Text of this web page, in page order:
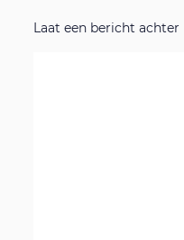
Laat een bericht achter